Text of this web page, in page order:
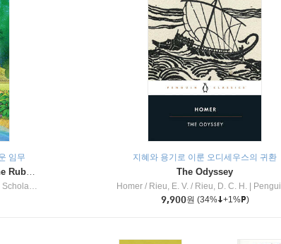
임무
Dragon Masters #32 : Heart of the Ruby Dragon (A Branches Book)
Scholastic Inc
지혜와 용기로 이룬 오디세우스의 귀환
The Odyssey
Homer / Rieu, E. V. / Rieu, D. C. H.
Penguin Group
9,900원 (34% +1% )